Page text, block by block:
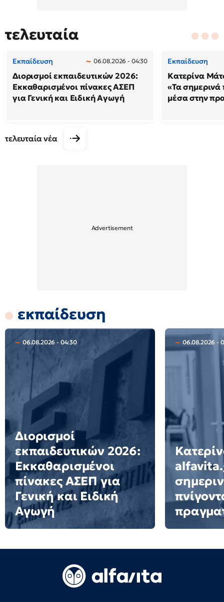
τελευταία
Εκπαίδευση 06.08.2026 - 04:30
Διορισμοί εκπαιδευτικών 2026:
Εκκαθαρισμένοι πίνακες ΑΣΕΠ
για Γενική και Ειδική Αγωγή
Εκπαίδευση
Κατερίνα
«Τα σημερινά
μέσα στην
τελευταία νέα
εκπαίδευση
06.08.2026 - 04:30
Διορισμοί
εκπαιδευτικών 2026:
Εκκαθαρισμένοι
πίνακες ΑΣΕΠ για
Γενική και Ειδική
Αγωγή
06.08.2026 -